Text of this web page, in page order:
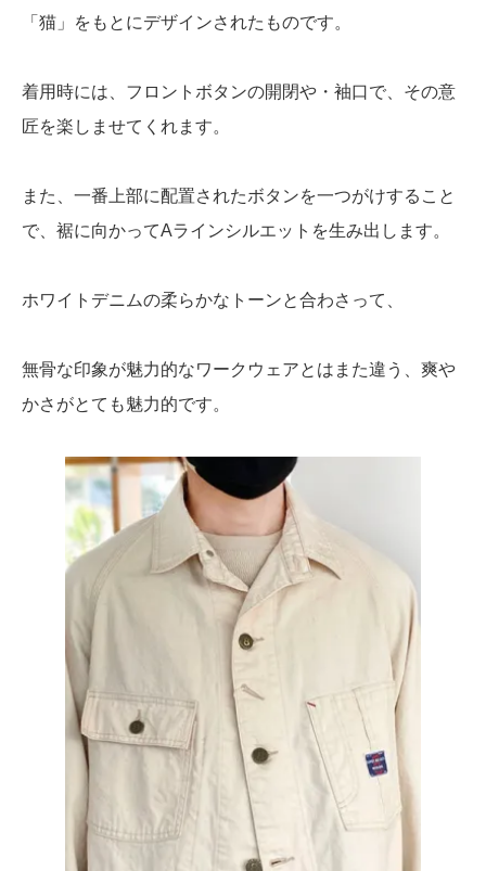
「猫」をもとにデザインされたものです。
着用時には、フロントボタンの開閉や・袖口で、その意
匠を楽しませてくれます。
また、一番上部に配置されたボタンを一つがけすること
で、裾に向かってAラインシルエットを生み出します。
ホワイトデニムの柔らかなトーンと合わさって、
無骨な印象が魅力的なワークウェアとはまた違う、爽や
かさがとても魅力的です。